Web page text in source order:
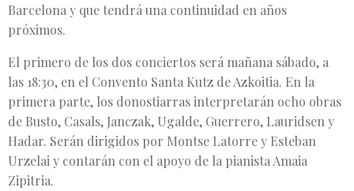
Barcelona y que tendrá una continuidad en años
próximos.
El primero de los dos conciertos será mañana sábado, a
las 18:30, en el Convento Santa Kutz de Azkoitia. En la
primera parte, los donostiarras interpretarán ocho obras
de Busto, Casals, Janczak, Ugalde, Guerrero, Lauridsen y
Hadar. Serán dirigidos por Montse Latorre y Esteban
Urzelai y contarán con el apoyo de la pianista Amaia
Zipitria.